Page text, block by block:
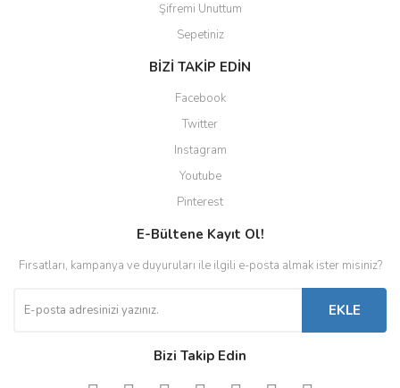
Şifremi Unuttum
Sepetiniz
BİZİ TAKİP EDİN
Facebook
Twitter
Instagram
Youtube
Pinterest
E-Bültene Kayıt Ol!
Fırsatları, kampanya ve duyuruları ile ilgili e-posta almak ister misiniz?
EKLE
Bizi Takip Edin